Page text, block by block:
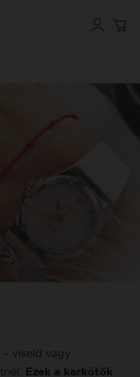
viseld vagy
Ezek a karkötők